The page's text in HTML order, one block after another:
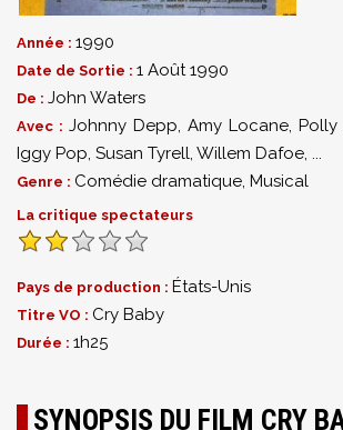
Année : 1990
Date de Sortie : 1 Août 1990
De : John Waters
Avec : Johnny Depp, Amy Locane, Polly
Iggy Pop, Susan Tyrell, Willem Dafoe, ...
Genre : Comédie dramatique, Musical
La critique spectateurs
Pays de production : États-Unis
Titre VO : Cry Baby
Durée : 1h25
SYNOPSIS DU FILM CRY